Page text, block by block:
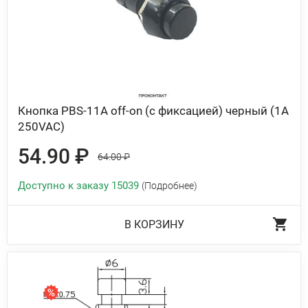
Кнопка PBS-11A off-on (с фиксацией) черный (1A
250VAC)
54.90 ₽ 64.00 ₽
Доступно к заказу 15039 (Подробнее)
В КОРЗИНУ